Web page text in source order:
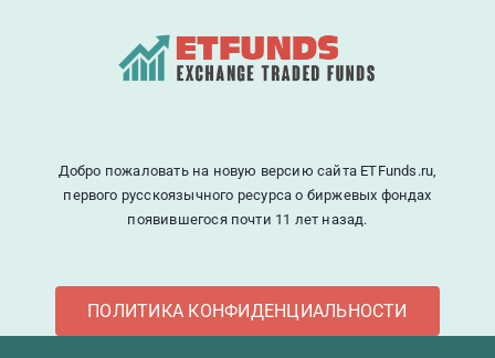
Добро пожаловать на новую версию сайта ETFunds.ru,
первого русскоязычного ресурса о биржевых фондах
появившегося почти 11 лет назад.
ПОЛИТИКА КОНФИДЕНЦИАЛЬНОСТИ